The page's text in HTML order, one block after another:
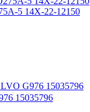
5 14X-22-12150
15035796